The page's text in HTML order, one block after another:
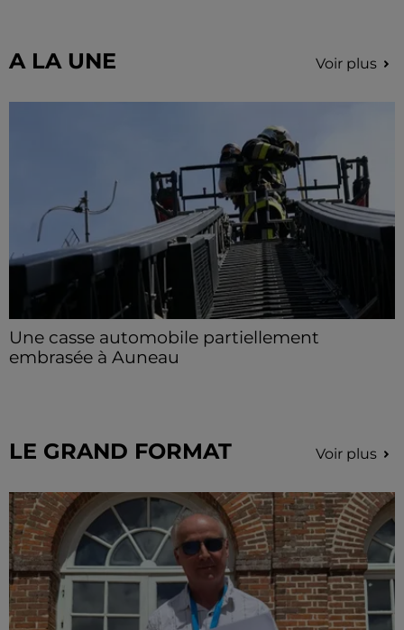
A LA UNE Voir plus
Une casse automobile partiellement
embrasée à Auneau
LE GRAND FORMAT Voir plus